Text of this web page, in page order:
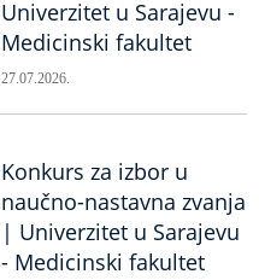
Univerzitet u Sarajevu -
Medicinski fakultet
27.07.2026.
Konkurs za izbor u
naučno-nastavna zvanja
| Univerzitet u Sarajevu
- Medicinski fakultet